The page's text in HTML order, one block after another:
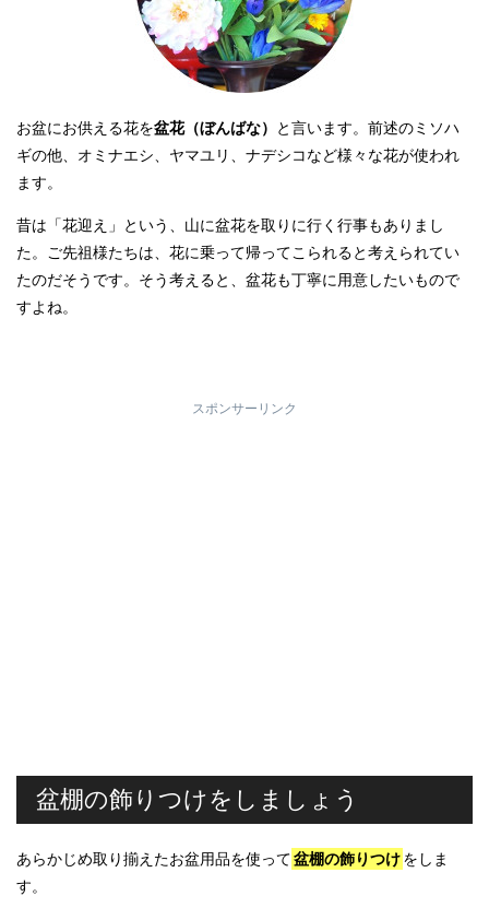
お盆にお供える花を盆花（ぼんばな）
と言います。前述のミソハ
ギの他、オミナエシ、ヤマユリ、ナデシコなど様々な花が使われ
ます。
昔は「花迎え」という、山に盆花を取りに行く行事もありまし
た。ご先祖様たちは、花に乗って帰ってこられると考えられてい
たのだそうです。そう考えると、盆花も丁寧に用意したいもので
すよね。
スポンサーリンク
盆棚の飾りつけをしましょう
あらかじめ取り揃えたお盆用品を使って盆棚の飾りつけをしま
す。